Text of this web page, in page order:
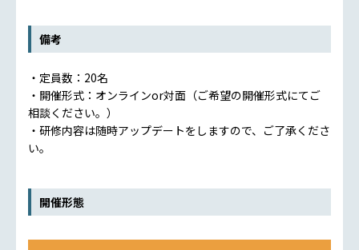
備考
・定員数：20名
・開催形式：オンラインor対面（ご希望の開催形式にてご
相談ください。）
・研修内容は随時アップデートをしますので、ご了承くださ
い。
開催形態